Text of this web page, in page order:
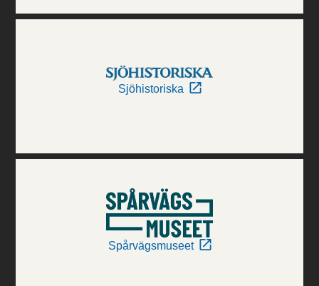
Sjöhistoriska
Spårvägsmuseet